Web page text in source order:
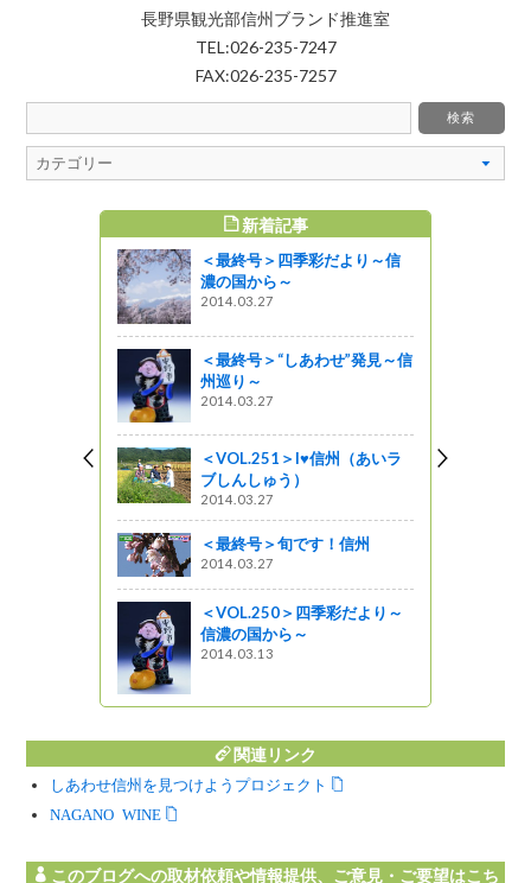
長野県観光部信州ブランド推進室
TEL:026-235-7247
FAX:026-235-7257
新着記事
＜最終号＞四季彩だより～信
濃の国から～
2014.03.27
＜最終号＞“しあわせ”発見～信
州巡り～
2014.03.27
＜VOL.251＞I♥信州（あいラ
ブしんしゅう）
2014.03.27
＜最終号＞旬です！信州
2014.03.27
＜VOL.250＞四季彩だより～
信濃の国から～
2014.03.13
関連リンク
しあわせ信州を見つけようプロジェクト
NAGANO WINE
このブログへの取材依頼や情報提供、ご意見・ご要望はこち